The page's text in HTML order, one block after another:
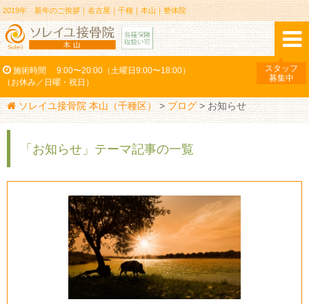
2019年 新年のご挨拶｜名古屋｜千種｜本山｜整体院
施術時間
9:00〜20:00（土曜日9:00〜18:00）
（お休み／日曜・祝日）
スタッフ
募集中
ソレイユ接骨院 本山（千種区） > ブログ > お知らせ
「お知らせ」テーマ記事の一覧